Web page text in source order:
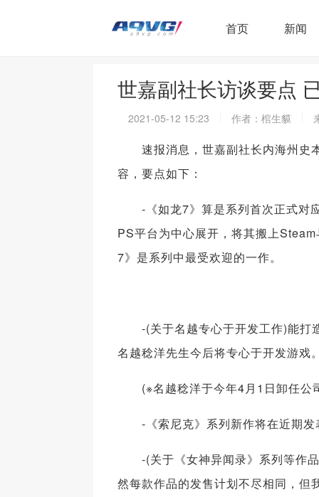
首页 新闻
世嘉副社长访谈要点
2021-05-12 15:23 作者：棺生貘
速报消息，世嘉副社长内海州史
容，要点如下：
-《如龙7》算是系列首次正式对应
PS平台为中心展开，将其搬上
7》是系列中最受欢迎的一作。
-(关于名越专心于开发工作)能打
名越稔洋先生今后将专心于开发游戏
(※名越稔洋于今年4月1日卸任公
-《索尼克》系列新作将在近期发
-(关于《女神异闻录》系列等作品
然每款作品的发售计划不尽相同，但